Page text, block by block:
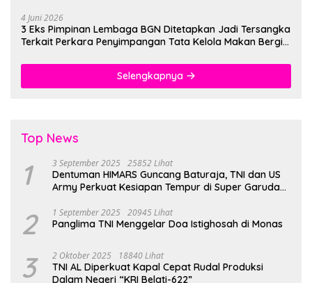
4 Juni 2026
3 Eks Pimpinan Lembaga BGN Ditetapkan Jadi Tersangka
Terkait Perkara Penyimpangan Tata Kelola Makan Bergizi
Selengkapnya
Top News
1 3 September 2025 25852 Lihat
Dentuman HIMARS Guncang Baturaja, TNI dan US
Army Perkuat Kesiapan Tempur di Super Garuda
2 1 September 2025 20945 Lihat
Panglima TNI Menggelar Doa Istighosah di Monas
3 2 Oktober 2025 18840 Lihat
TNI AL Diperkuat Kapal Cepat Rudal Produksi
Dalam Negeri “KRI Belati-622”